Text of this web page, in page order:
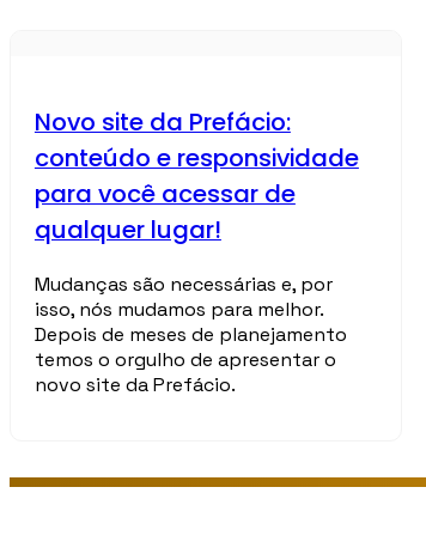
Novo site da Prefácio:
conteúdo e responsividade
para você acessar de
qualquer lugar!
Mudanças são necessárias e, por
isso, nós mudamos para melhor.
Depois de meses de planejamento
temos o orgulho de apresentar o
novo site da Prefácio.